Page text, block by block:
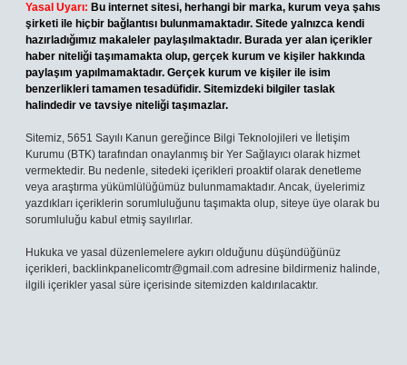
Yasal Uyarı: Bu internet sitesi, herhangi bir marka, kurum veya şahıs
şirketi ile hiçbir bağlantısı bulunmamaktadır. Sitede yalnızca kendi
hazırladığımız makaleler paylaşılmaktadır. Burada yer alan içerikler
haber niteliği taşımamakta olup, gerçek kurum ve kişiler hakkında
paylaşım yapılmamaktadır. Gerçek kurum ve kişiler ile isim
benzerlikleri tamamen tesadüfidir. Sitemizdeki bilgiler taslak
halindedir ve tavsiye niteliği taşımazlar.
Sitemiz, 5651 Sayılı Kanun gereğince Bilgi Teknolojileri ve İletişim
Kurumu (BTK) tarafından onaylanmış bir Yer Sağlayıcı olarak hizmet
vermektedir. Bu nedenle, sitedeki içerikleri proaktif olarak denetleme
veya araştırma yükümlülüğümüz bulunmamaktadır. Ancak, üyelerimiz
yazdıkları içeriklerin sorumluluğunu taşımakta olup, siteye üye olarak bu
sorumluluğu kabul etmiş sayılırlar.
Hukuka ve yasal düzenlemelere aykırı olduğunu düşündüğünüz
içerikleri, backlinkpanelicomtr@gmail.com adresine bildirmeniz halinde,
ilgili içerikler yasal süre içerisinde sitemizden kaldırılacaktır.